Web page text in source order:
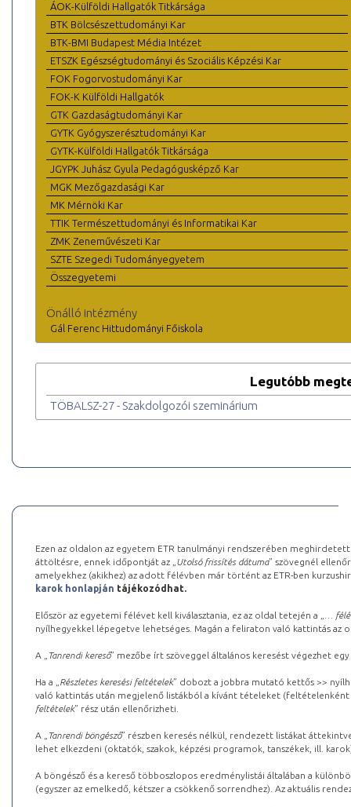
ÁOK-Külföldi Hallgatók Titkársága
BTK Bölcsészettudományi Kar
BTK-BMI Budapest Média Intézet
ETSZK Egészségtudományi és Szociális Képzési Kar
FOK Fogorvostudományi Kar
FOK-K Külföldi Hallgatók
GTK Gazdaságtudományi Kar
GYTK Gyógyszerésztudományi Kar
GYTK-Külföldi Hallgatók Titkársága
JGYPK Juhász Gyula Pedagógusképző Kar
MGK Mezőgazdasági Kar
MK Mérnöki Kar
TTIK Természettudományi és Informatikai Kar
ZMK Zeneművészeti Kar
SZTE Szegedi Tudományegyetem
Összegyetemi
Önálló intézmény
Gál Ferenc Hittudományi Főiskola
Legutóbb
TÖBALSZ-27 - Szakdolgozói szeminárium
Ezen az oldalon az egyetem ETR tanulmányi rendszerében
áttöltésre, ennek időpontját az „ Utolsó frissítés dátuma” szövegnél
amelyekhez (akikhez) az adott félévben már történt az ETR-ben
karok honlapján tájékozódhat.
Először az egyetemi félévet kell kiválasztania, ez az oldal tetején a „
…
nyílhegyekkel lépegetve lehetséges. Magán a feliraton való kattintás az
A „ Tanrendi kereső” mezőbe írt szöveggel általános keresést végezhet
Ha a „ Részletes keresési feltételek” dobozt a jobbra mutató kettős >>
való kattintás után megjelenő listákból a kívánt tételeket (feltételenként
feltételek” rész után ellenőrizheti.
A „ Tanrendi böngésző” részben keresés nélkül, rendezett listákat
lehet elkezdeni (oktatók, szakok, képzési programok, tanszékek, ill.
A böngésző és a kereső többoszlopos eredménylistái általában a
(egyszer az emelkedő, kétszer a csökkenő sorrendhez). Az aktuális